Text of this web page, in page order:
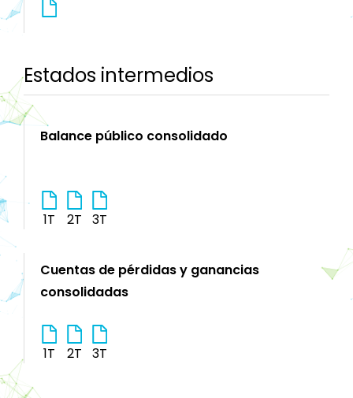
Estados intermedios
Balance público consolidado
1T 2T 3T
Cuentas de pérdidas y ganancias
consolidadas
1T 2T 3T